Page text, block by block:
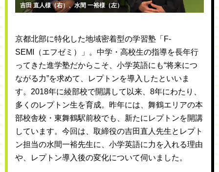
吉田 直人様（右）、水間 一裕様（左）
京都北部に特化した地域密着型の学習塾「F-
SEMI（エフゼミ）」。中学・高校生の指導を長年行
ってきた進学塾だからこそ、小学英語にも“将来につ
ながる力”を求めて、レプトンを導入したといいま
す。2018年に綾部校で開講して以来、8年にわたり、
多くのレプトン生を育成。昨年には、舞鶴エリアの本
部校舎校・東舞鶴駅前校でも、新たにレプトンを開講
しています。今回は、取締役の吉田直人先生とレプト
ン担当の水間一裕先生に、小学英語に力を入れる理由
や、レプトン導入後の変化について伺いました。